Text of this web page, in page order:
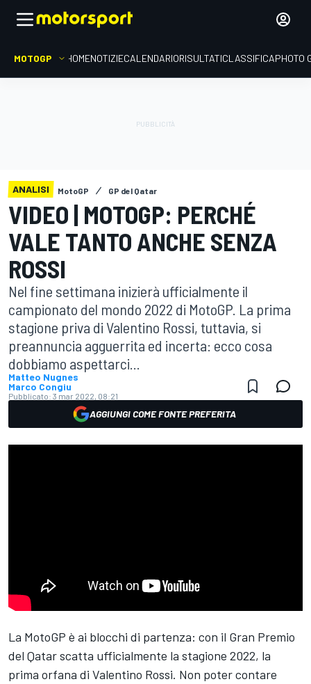
MOTOGP HOMENOTIZIECALENDARIORISULTATICLASSIFICAPHOTO
ANALISI MotoGP GP del Qatar
VIDEO | MOTOGP: PERCHÉ
VALE TANTO ANCHE SENZA
ROSSI
Nel fine settimana inizierà ufficialmente il
campionato del mondo 2022 di MotoGP. La prima
stagione priva di Valentino Rossi, tuttavia, si
preannuncia agguerrita ed incerta: ecco cosa
dobbiamo aspettarci...
Matteo Nugnes
Marco Congiu
Pubblicato: 3 mar 2022, 08:21
AGGIUNGI COME FONTE PREFERITA
La MotoGP è ai blocchi di partenza: con il Gran Premio
del Qatar scatta ufficialmente la stagione 2022, la
prima orfana di Valentino Rossi. Non poter contare